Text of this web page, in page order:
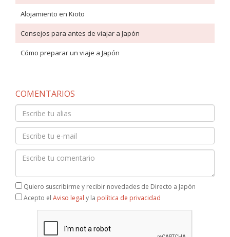
Alojamiento en Kioto
Consejos para antes de viajar a Japón
Cómo preparar un viaje a Japón
COMENTARIOS
Quiero suscribirme y recibir novedades de Directo a Japón
Acepto el Aviso legal y la política de privacidad